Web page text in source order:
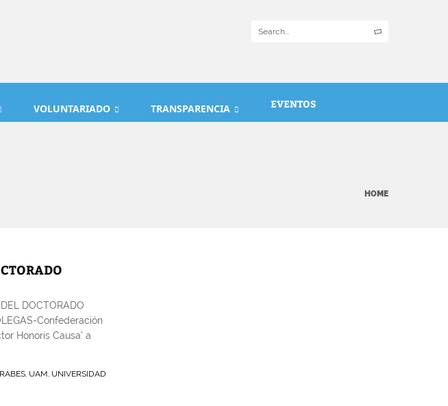
VOLUNTARIADO TRANSPARENCIA EVENTOS
HOME
DOCTORADO
Confederación
Honoris Causa’ a
, UAM, UNIVERSIDAD